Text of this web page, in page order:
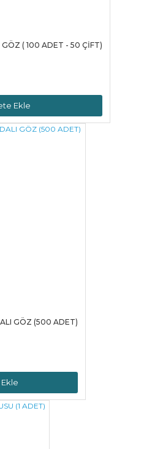
( 100 ADET - 50 ÇİFT)
Ekle
GÖZ (500 ADET)